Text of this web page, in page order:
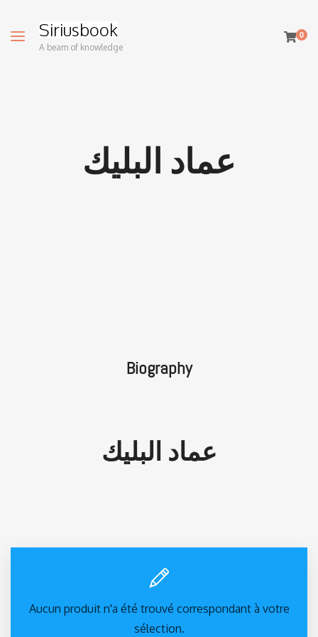
Siriusbook
A beam of knowledge
0
عماد البليك
Biography
عماد البليك
Aucun produit n'a été trouvé correspondant à votre
sélection.